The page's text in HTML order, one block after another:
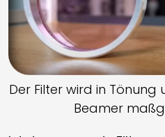
Der Filter wird in
Beamer